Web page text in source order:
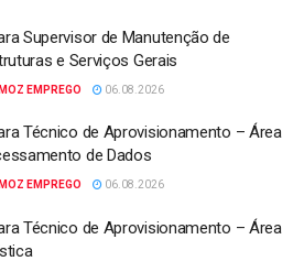
Supervisor de Manutenção de
e Serviços Gerais
EMPREGO 06.08.2026
Técnico de Aprovisionamento – Área
de Dados
EMPREGO 06.08.2026
Técnico de Aprovisionamento – Área